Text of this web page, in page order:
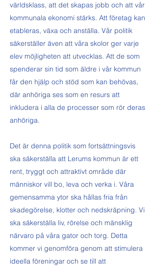
världsklass, att det skapas jobb och att vår
kommunala ekonomi stärks. Att företag kan
etableras, växa och anställa. Vår politik
säkerställer även att våra skolor ger varje
elev möjligheten att utvecklas. Att de som
spenderar sin tid som äldre i vår kommun
får den hjälp och stöd som kan behövas,
där anhöriga ses som en resurs att
inkludera i alla de processer som rör deras
anhöriga.
Det är denna politik som fortsättningsvis
ska säkerställa att Lerums kommun är ett
rent, tryggt och attraktivt område där
människor vill bo, leva och verka i. Våra
gemensamma ytor ska hållas fria från
skadegörelse, klotter och nedskräpning. Vi
ska säkerställa liv, rörelse och mänsklig
närvaro på våra gator och torg. Detta
kommer vi genomföra genom att stimulera
ideella föreningar och se till att